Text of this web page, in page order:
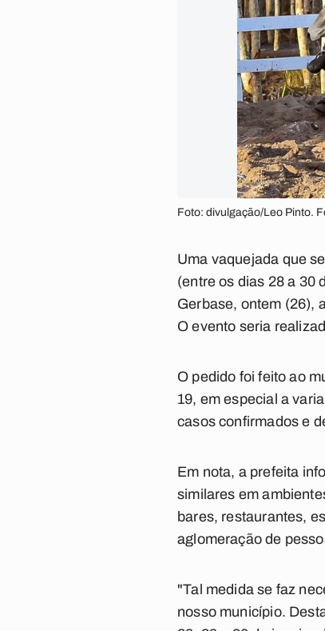
Foto: divulgação/Leo Pinto.
Uma vaquejada que
(entre os dias 28 a 30
Gerbase, ontem (26),
O evento seria
O pedido foi feito ao
19, em especial a
casos confirmados e
Em nota, a prefeita
similares em
bares, restaurantes,
aglomeração de
"Tal medida se faz
nosso município.